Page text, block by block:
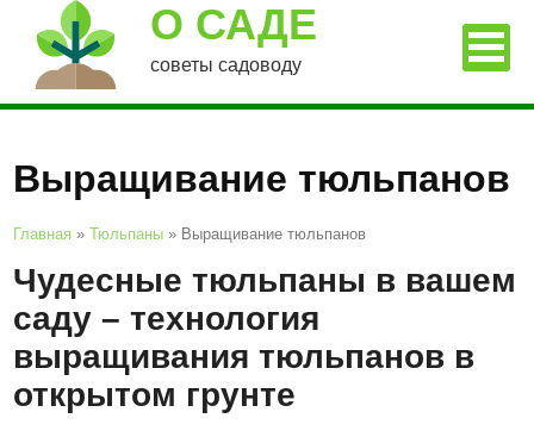
О САДЕ
советы садоводу
Выращивание тюльпанов
Главная »Тюльпаны » Выращивание тюльпанов
Чудесные тюльпаны в вашем
саду – технология
выращивания тюльпанов в
открытом грунте